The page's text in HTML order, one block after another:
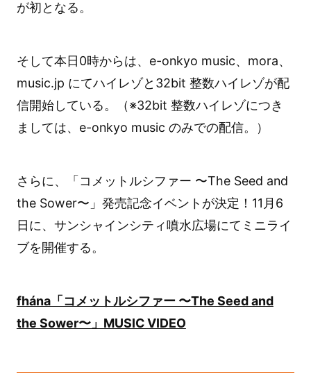
が初となる。
そして本日0時からは、e-onkyo music、mora、
music.jp にてハイレゾと32bit 整数ハイレゾが配
信開始している。（※32bit 整数ハイレゾにつき
ましては、e-onkyo music のみでの配信。）
さらに、「コメットルシファー 〜The Seed and
the Sower〜」発売記念イベントが決定！11月6
日に、サンシャインシティ噴水広場にてミニライ
ブを開催する。
fhána「コメットルシファー 〜The Seed and
the Sower〜」MUSIC VIDEO